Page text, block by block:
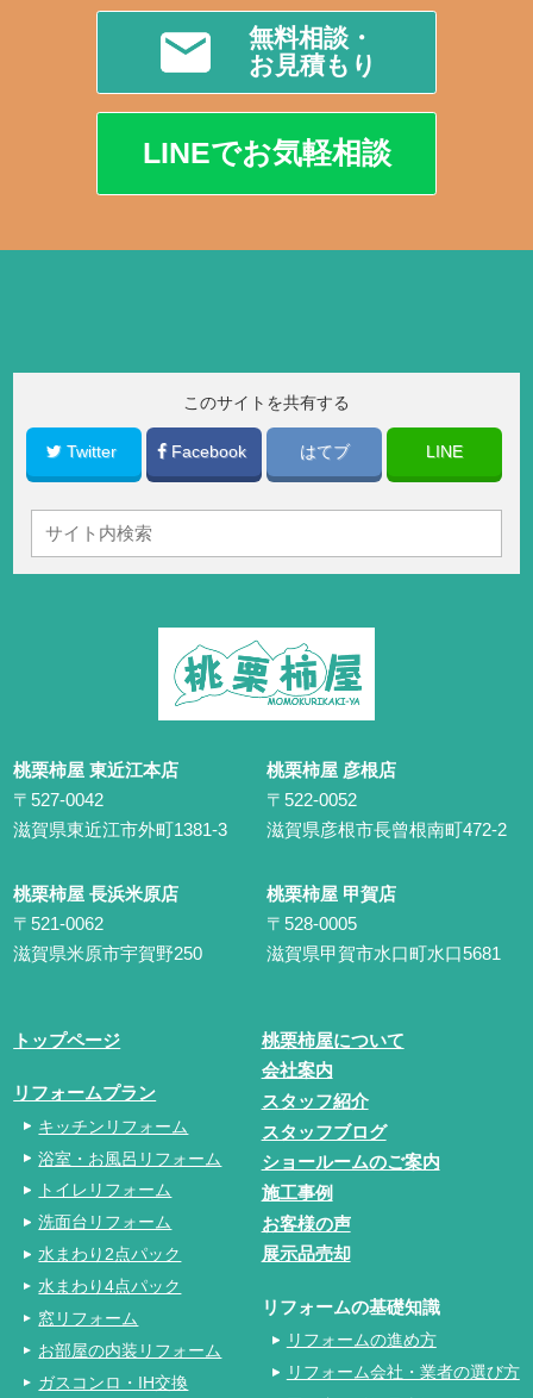
無料相談・
お見積もり
LINEでお気軽相談
このサイトを共有する
Twitter Facebook はてブ LINE
桃栗柿屋 東近江本店
〒527-0042
滋賀県東近江市外町1381-3
桃栗柿屋 彦根店
〒522-0052
滋賀県彦根市長曾根南町472-2
桃栗柿屋 長浜米原店
〒521-0062
滋賀県米原市宇賀野250
桃栗柿屋 甲賀店
〒528-0005
滋賀県甲賀市水口町水口5681
トップページ
リフォームプラン
キッチンリフォーム
浴室・お風呂リフォーム
トイレリフォーム
洗面台リフォーム
水まわり2点パック
水まわり4点パック
窓リフォーム
お部屋の内装リフォーム
ガスコンロ・IH交換
桃栗柿屋について
会社案内
スタッフ紹介
スタッフブログ
ショールームのご案内
施工事例
お客様の声
展示品売却
リフォームの基礎知識
リフォームの進め方
リフォーム会社・業者の選び方